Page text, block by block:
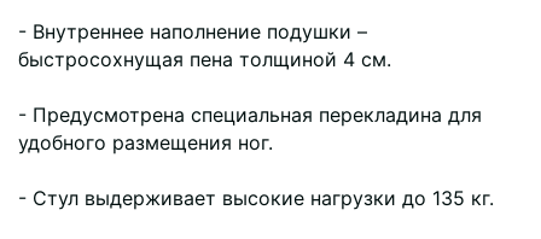
- Внутреннее наполнение подушки –
быстросохнущая пена толщиной 4 см.
- Предусмотрена специальная перекладина для
удобного размещения ног.
- Стул выдерживает высокие нагрузки до 135 кг.